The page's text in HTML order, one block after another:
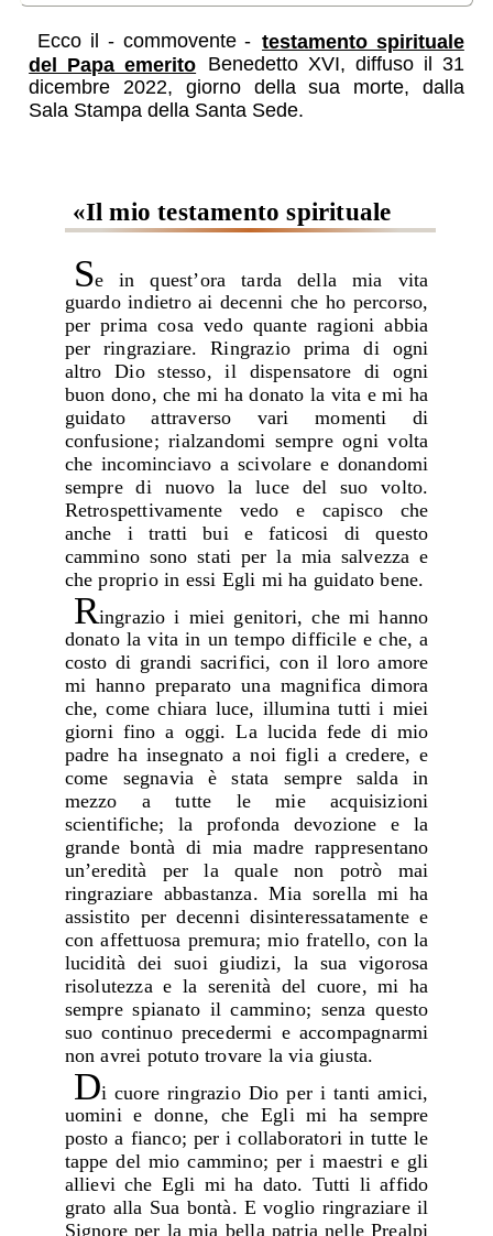
Ecco il - commovente - testamento spirituale
del Papa emerito Benedetto XVI, diffuso il 31
dicembre 2022, giorno della sua morte, dalla
Sala Stampa della Santa Sede.
«Il mio testamento spirituale
Se in quest’ora tarda della mia vita
guardo indietro ai decenni che ho percorso,
per prima cosa vedo quante ragioni abbia
per ringraziare. Ringrazio prima di ogni
altro Dio stesso, il dispensatore di ogni
buon dono, che mi ha donato la vita e mi ha
guidato attraverso vari momenti di
confusione; rialzandomi sempre ogni volta
che incominciavo a scivolare e donandomi
sempre di nuovo la luce del suo volto.
Retrospettivamente vedo e capisco che
anche i tratti bui e faticosi di questo
cammino sono stati per la mia salvezza e
che proprio in essi Egli mi ha guidato bene.
Ringrazio i miei genitori, che mi hanno
donato la vita in un tempo difficile e che, a
costo di grandi sacrifici, con il loro amore
mi hanno preparato una magnifica dimora
che, come chiara luce, illumina tutti i miei
giorni fino a oggi. La lucida fede di mio
padre ha insegnato a noi figli a credere, e
come segnavia è stata sempre salda in
mezzo a tutte le mie acquisizioni
scientifiche; la profonda devozione e la
grande bontà di mia madre rappresentano
un’eredità per la quale non potrò mai
ringraziare abbastanza. Mia sorella mi ha
assistito per decenni disinteressatamente e
con affettuosa premura; mio fratello, con la
lucidità dei suoi giudizi, la sua vigorosa
risolutezza e la serenità del cuore, mi ha
sempre spianato il cammino; senza questo
suo continuo precedermi e accompagnarmi
non avrei potuto trovare la via giusta.
Di cuore ringrazio Dio per i tanti amici,
uomini e donne, che Egli mi ha sempre
posto a fianco; per i collaboratori in tutte le
tappe del mio cammino; per i maestri e gli
allievi che Egli mi ha dato. Tutti li affido
grato alla Sua bontà. E voglio ringraziare il
Signore per la mia bella patria nelle Prealpi